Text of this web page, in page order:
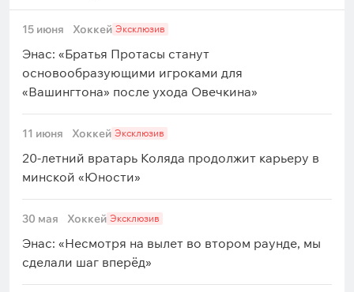
15 июня Хоккей Эксклюзив
Энас: «Братья Протасы станут
основообразующими игроками для
«Вашингтона» после ухода Овечкина»
11 июня Хоккей Эксклюзив
20-летний вратарь Коляда продолжит карьеру в
минской «Юности»
30 мая Хоккей Эксклюзив
Энас: «Несмотря на вылет во втором раунде, мы
сделали шаг вперёд»